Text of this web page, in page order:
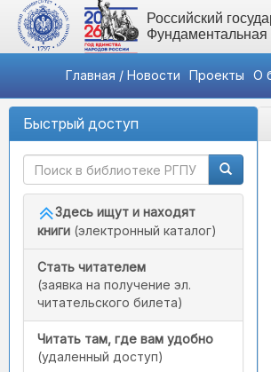
Российский
Главная / Новости Проекты О
Быстрый доступ
Здесь ищут и находят
книги (электронный каталог)
Стать читателем
(заявка на получение эл.
читательского билета)
Читать там, где вам удобно
(удаленный доступ)